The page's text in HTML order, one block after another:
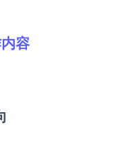
容